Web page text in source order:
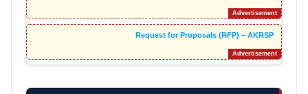
Request for Proposals (RFP) – AKRSP